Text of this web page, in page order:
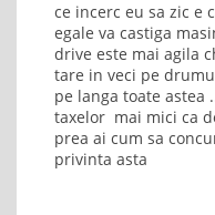
ce incerc eu sa zic e
egale va castiga
drive este mai agila
tare in veci pe
pe langa toate astea
taxelor mai mici ca
prea ai cum sa
privinta asta